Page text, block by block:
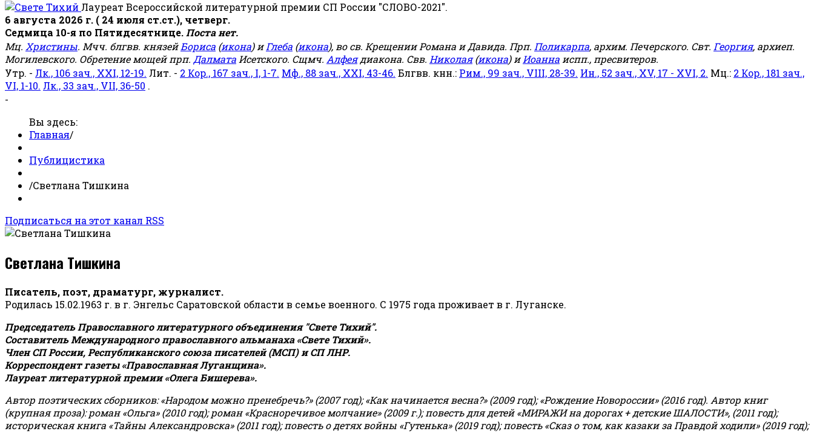
Лауреат Всероссийской литературной премии СП России "СЛОВО-2021".
6 августа 2026 г. ( 24 июля ст.ст.), четверг.
Седмица 10-я по Пятидесятнице. Поста нет.
Мц. Христины. Мчч. блгвв. князейБориса (икона) иГлеба (икона), во св. Крещении Романа и Давида. Прп. Поликарпа, архим. Печерского. Свт. Георгия, архиеп.
Могилевского. Обретение мощей прп. Далмата Исетского. Сщмч. Алфеядиакона. Свв. Николая(икона) иИоанна испп., пресвитеров.
Утр. - Лк., 106 зач., XXI, 12-19. Лит. - 2 Кор., 167 зач., I, 1-7. Мф., 88 зач., XXI, 43-46. Блгвв. кнн.: Рим., 99 зач., VIII, 28-39. Ин., 52 зач., XV, 17 - XVI, 2. Мц.: 2 Кор., 181 зач.,
VI, 1-10. Лк., 33 зач., VII, 36-50 .
-
Вы здесь:
Главная/
Публицистика
/Светлана Тишкина
Подписаться на этот канал RSS
Светлана Тишкина
Писатель, поэт, драматург, журналист.
Родилась 15.02.1963 г. в г. Энгельс Саратовской области в семье военного. С 1975 года проживает в г. Луганске.
Председатель Православного литературного объединения "Свете Тихий".
Составитель Международного православного альманаха «Свете Тихий».
Член СП России, Республиканского союза писателей (МСП) и СП ЛНР.
Корреспондент газеты «Православная Луганщина».
Лауреат литературной премии «Олега Бишерева».
Автор поэтических сборников: «Народом можно пренебречь?» (2007 год); «Как начинается весна?» (2009 год); «Рождение Новороссии» (2016 год). Автор книг
(крупная проза): роман «Ольга» (2010 год); роман «Красноречивое молчание» (2009 г.); повесть для детей «МИРАЖИ на дорогах + детские ШАЛОСТИ», (2011 год);
историческая книга «Тайны Александровска» (2011 год); повесть о детях войны «Гутенька» (2019 год); повесть «Сказ о том, как казаки за Правдой ходили» (2019 год);